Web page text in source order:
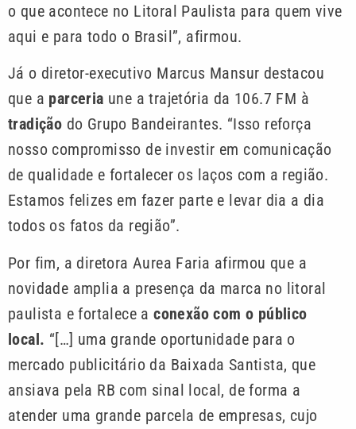
o que acontece no Litoral Paulista para quem vive
aqui e para todo o Brasil”, afirmou.
Já o diretor-executivo Marcus Mansur destacou
que a parceria une a trajetória da 106.7 FM à
tradição do Grupo Bandeirantes. “Isso reforça
nosso compromisso de investir em comunicação
de qualidade e fortalecer os laços com a região.
Estamos felizes em fazer parte e levar dia a dia
todos os fatos da região”.
Por fim, a diretora Aurea Faria afirmou que a
novidade amplia a presença da marca no litoral
paulista e fortalece a conexão com o público
local. “[…] uma grande oportunidade para o
mercado publicitário da Baixada Santista, que
ansiava pela RB com sinal local, de forma a
atender uma grande parcela de empresas, cujo